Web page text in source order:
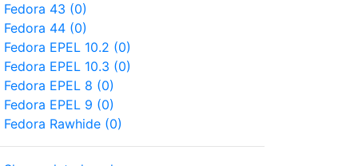
Fedora 43 (0)
Fedora 44 (0)
Fedora EPEL 10.2 (0)
Fedora EPEL 10.3 (0)
Fedora EPEL 8 (0)
Fedora EPEL 9 (0)
Fedora Rawhide (0)